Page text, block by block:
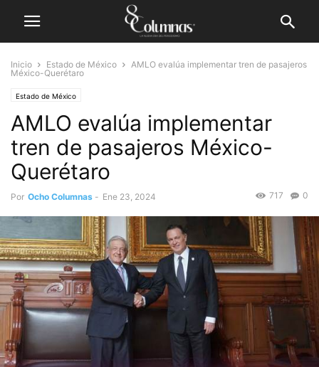
Inicio Estado de México
AMLO evalúa implementar tren de pasajeros
México-Querétaro
Estado de México
AMLO evalúa implementar
tren de pasajeros México-
Querétaro
Por Ocho Columnas - Ene 23, 2024 0
717